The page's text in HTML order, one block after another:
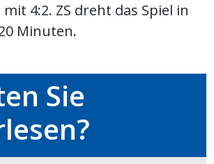
mit 4:2. ZS dreht das Spiel in
Minuten.
Sie